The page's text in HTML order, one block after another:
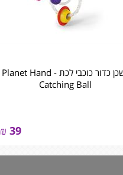
נשכן כדור כוכבי לכת - Planet Hand
Catching Ball
39
₪